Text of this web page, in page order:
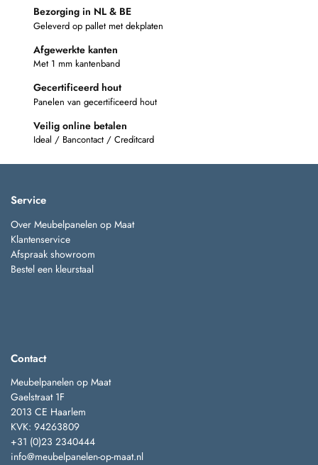
Bezorging in NL & BE
Geleverd op pallet met dekplaten
Afgewerkte kanten
Met 1 mm kantenband
Gecertificeerd hout
Panelen van gecertificeerd hout
Veilig online betalen
Ideal / Bancontact / Creditcard
Service
Over Meubelpanelen op Maat
Klantenservice
Afspraak showroom
Bestel een kleurstaal
Contact
Meubelpanelen op Maat
Gaelstraat 1F
2013 CE Haarlem
KVK: 94263809
+31 (0)23 2340444
info@meubelpanelen-op-maat.nl